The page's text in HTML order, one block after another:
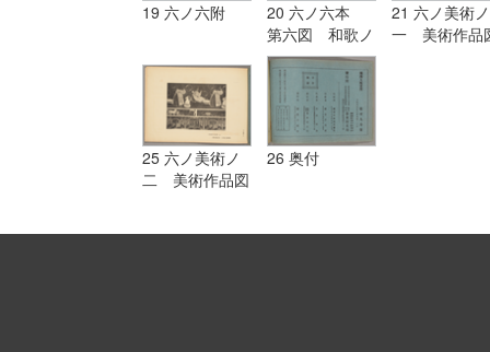
19 六ノ六附
20 六ノ六本
第六図 和歌ノ
浦
21 六ノ美術ノ
一 美術作品
25 六ノ美術ノ
二 美術作品図
26 奥付